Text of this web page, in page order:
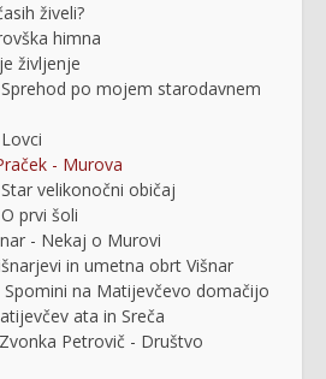
živeli?
himna
življenje
po mojem starodavnem
- Murova
velikonočni običaj
prvi šoli
- Nekaj o Murovi
in umetna obrt Višnar
na Matijevčevo domačijo
ata in Sreča
Petrovič - Društvo